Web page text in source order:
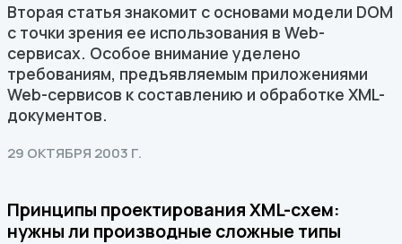
Вторая статья знакомит с основами модели DOM
с точки зрения ее использования в Web-
сервисах. Особое внимание уделено
требованиям, предъявляемым приложениями
Web-сервисов к составлению и обработке XML-
документов.
29 ОКТЯБРЯ 2003 Г.
Принципы проектирования XML-схем:
нужны ли производные сложные типы